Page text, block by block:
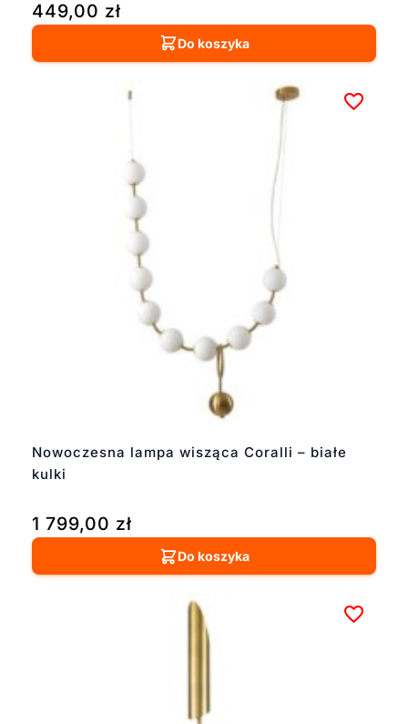
449,00 zł
Do koszyka
Nowoczesna lampa wisząca Coralli – białe
kulki
1 799,00 zł
Do koszyka